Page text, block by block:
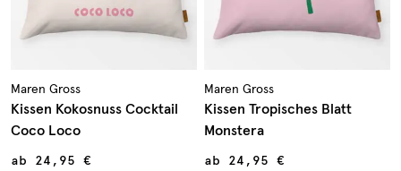
Maren Gross
Kissen Kokosnuss Cocktail
Coco Loco
ab 24,95 €
Maren Gross
Kissen Tropisches Blatt
Monstera
ab 24,95 €